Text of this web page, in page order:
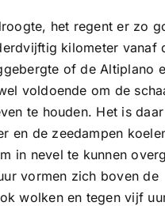
het regent er zo
kilometer vanaf
of de Altiplano
voldoende om de
te houden. Het is
en de zeedampen
in nevel te kunnen
vormen zich boven de
wolken en tegen vijf